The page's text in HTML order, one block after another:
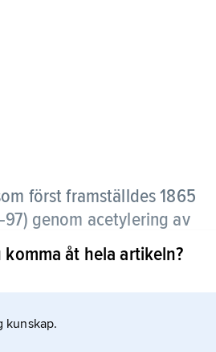
först framställdes 1865
) genom acetylering av
vilket gör att den
i olika lösningsmedel.
cellulosaacetat smältbart och
komma åt hela artikeln?
kunskap.